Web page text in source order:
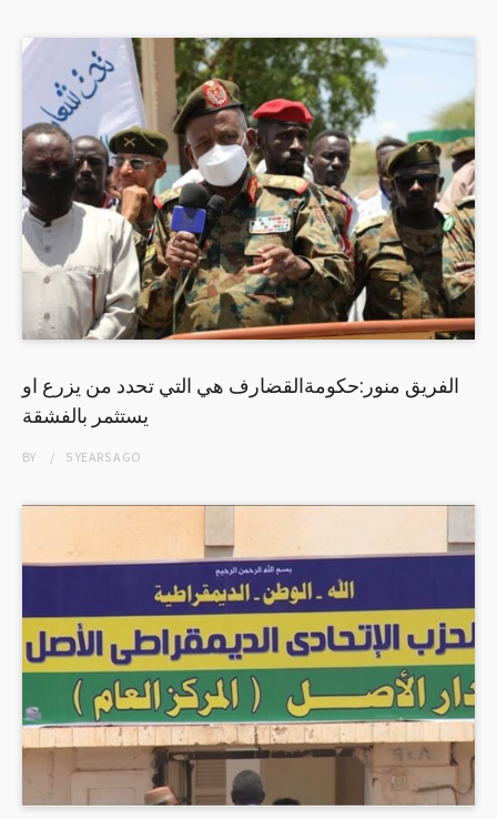
الفريق منور:حكومةالقضارف هي التي تحدد من يزرع او
يستثمر بالفشقة
BY 5 YEARSAGO